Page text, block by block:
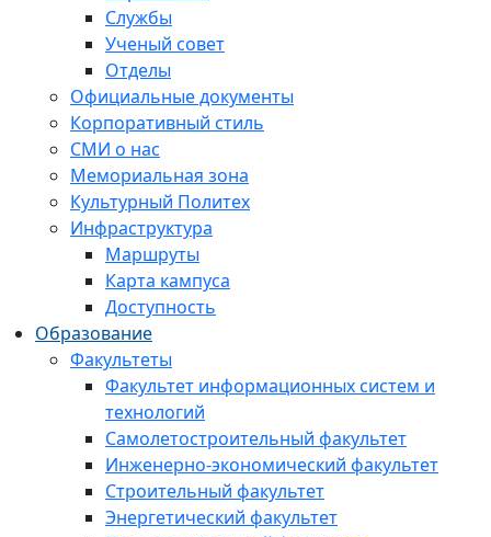
Службы
Ученый совет
Отделы
Официальные документы
Корпоративный стиль
СМИ о нас
Мемориальная зона
Культурный Политех
Инфраструктура
Маршруты
Карта кампуса
Доступность
Образование
Факультеты
Факультет информационных систем и
технологий
Самолетостроительный факультет
Инженерно-экономический факультет
Строительный факультет
Энергетический факультет